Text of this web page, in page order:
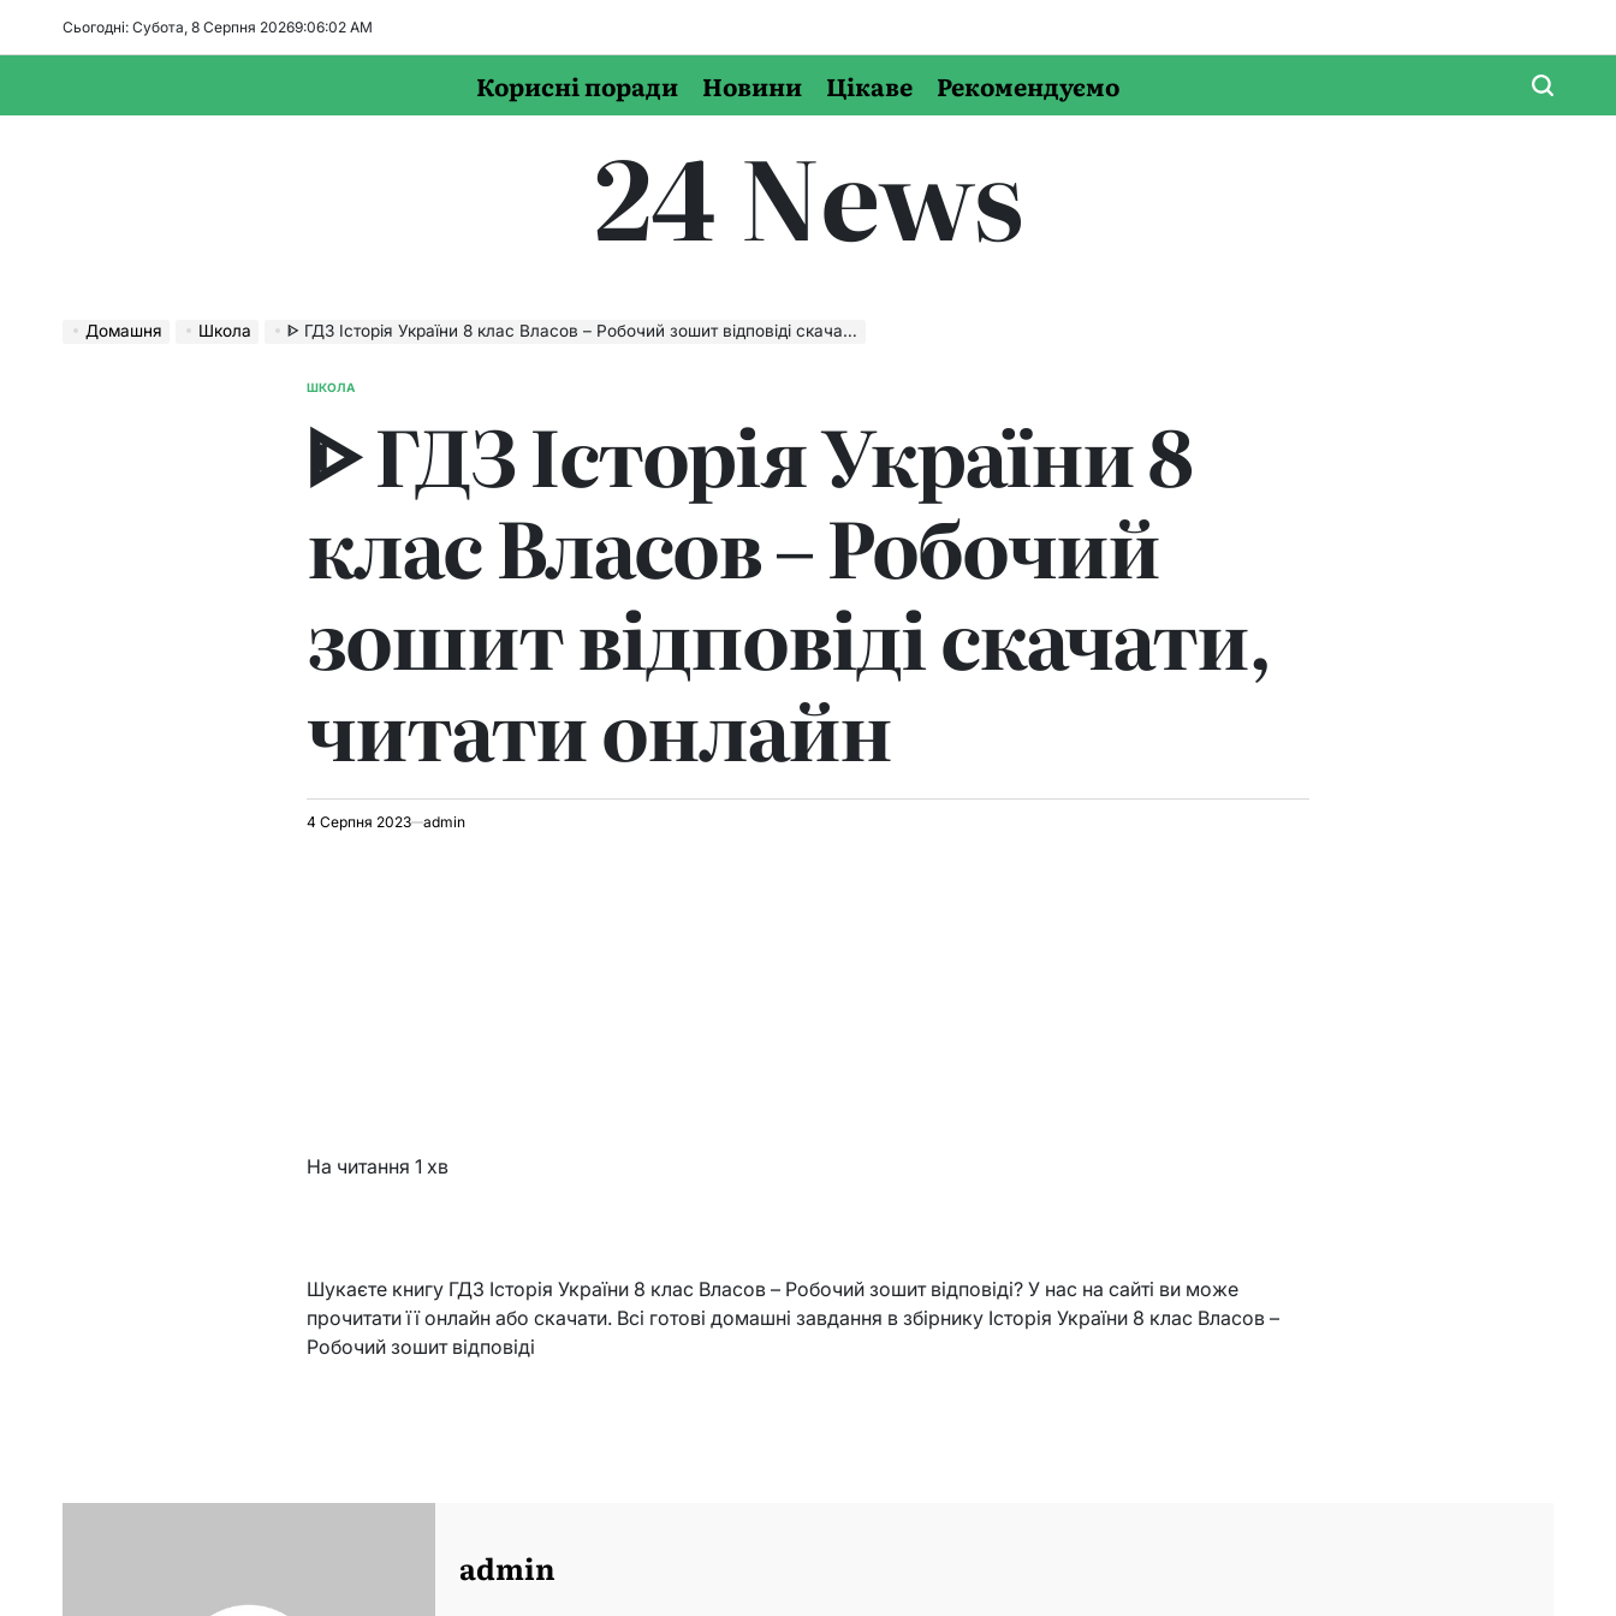
Сьогодні: Субота, 8 Серпня 20269:06:02 AM
Корисні поради Новини Цікаве Рекомендуємо
24 News
Домашня Школа ᐈ ГДЗ Історія України 8 клас Власов – Робочий зошит відповіді скачати, читати онлайн
ОПУБЛІКУВАТИ
ШКОЛА
ᐈ ГДЗ Історія України 8
клас Власов – Робочий
зошит відповіді скачати,
читати онлайн
4 Серпня 2023 admin
На читання 1 хв
Шукаєте книгу ГДЗ Історія України 8 клас Власов – Робочий зошит відповіді? У нас на сайті ви може
прочитати її онлайн або скачати. Всі готові домашні завдання в збірнику Історія України 8 клас Власов –
Робочий зошит відповіді
admin